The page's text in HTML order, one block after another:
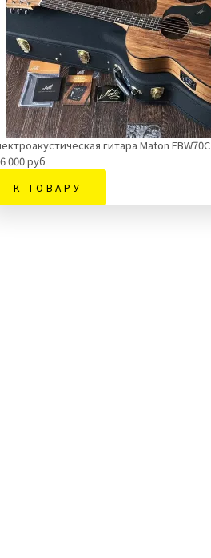
гитара Maton EBW70C
000 руб
К ТОВАРУ